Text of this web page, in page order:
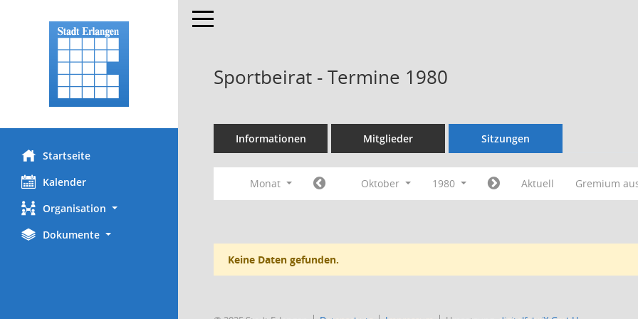
Startseite
Kalender
Organisation
Dokumente
Toggle navigation
Sportbeirat - Termine 1980
Informationen Mitglieder Sitzungen
Monat Oktober 1980 Aktuell Gremium
Keine Daten gefunden.